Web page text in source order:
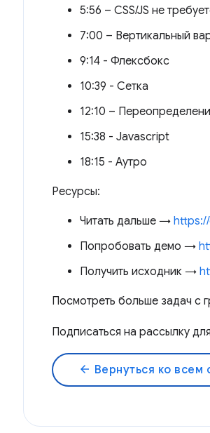
5:56 – CSS/JS не
7:00 – Вертикальный
9:14 - Флексбокс
10:39 - Сетка
12:10 –
15:38 - Javascript
18:15 - Аутро
Ресурсы:
Читать дальше →
Попробовать демо →
Получить исходник →
Посмотреть больше задач с
Подписаться на рассылку
arrow_back Вернуться ко всем